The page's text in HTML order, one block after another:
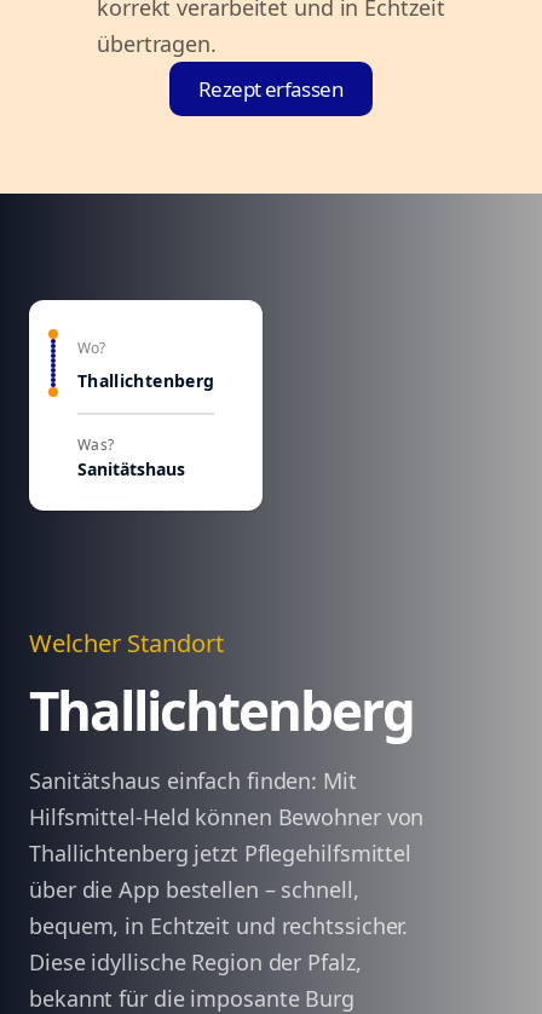
korrekt verarbeitet und in Echtzeit
übertragen.
Rezept erfassen
Wo?
Thallichtenberg
Was?
Sanitätshaus
Welcher Standort
Thallichtenberg
Sanitätshaus einfach finden: Mit
Hilfsmittel-Held können Bewohner von
Thallichtenberg jetzt Pflegehilfsmittel
über die App bestellen – schnell,
bequem, in Echtzeit und rechtssicher.
Diese idyllische Region der Pfalz,
bekannt für die imposante Burg